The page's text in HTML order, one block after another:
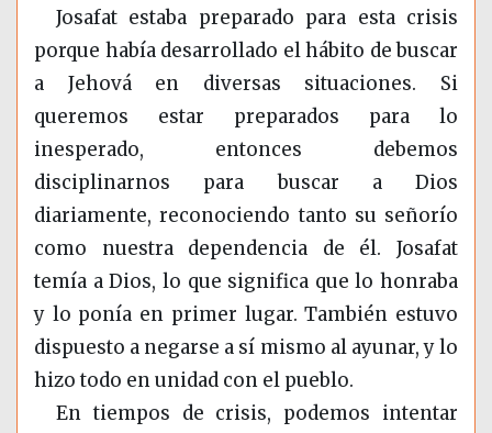
Josafat estaba preparado para esta crisis
porque había desarrollado el hábito de buscar
a Jehová en diversas situaciones. Si
queremos estar preparados para lo
inesperado, entonces debemos
disciplinarnos para buscar a Dios
diariamente, reconociendo tanto su señorío
como nuestra dependencia de él. Josafat
temía a Dios, lo que significa que lo honraba
y lo ponía en primer lugar. También estuvo
dispuesto a negarse a sí mismo al ayunar, y lo
hizo todo en unidad con el pueblo.
En tiempos de crisis, podemos intentar